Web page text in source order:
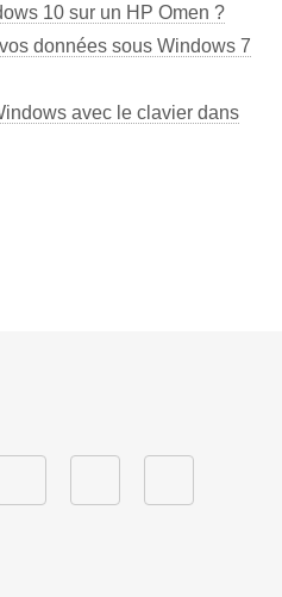
10 sur un HP Omen ?
données sous Windows 7
avec le clavier dans